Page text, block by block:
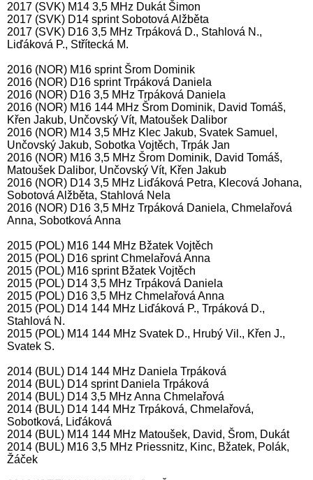
2017 (SVK) M14 3,5 MHz Dukát Šimon
2017 (SVK) D14 sprint Sobotová Alžběta
2017 (SVK) D16 3,5 MHz Trpáková D., Stahlová N.,
Liďáková P., Střítecká M.
2016 (NOR) M16 sprint Šrom Dominik
2016 (NOR) D16 sprint Trpáková Daniela
2016 (NOR) D16 3,5 MHz Trpáková Daniela
2016 (NOR) M16 144 MHz Šrom Dominik, David Tomáš,
Křen Jakub, Unčovský Vít, Matoušek Dalibor
2016 (NOR) M14 3,5 MHz Klec Jakub, Svatek Samuel,
Unčovský Jakub, Sobotka Vojtěch, Trpák Jan
2016 (NOR) M16 3,5 MHz Šrom Dominik, David Tomáš,
Matoušek Dalibor, Unčovský Vít, Křen Jakub
2016 (NOR) D14 3,5 MHz Liďáková Petra, Klecová Johana,
Sobotová Alžběta, Stahlová Nela
2016 (NOR) D16 3,5 MHz Trpáková Daniela, Chmelařová
Anna, Sobotková Anna
2015 (POL) M16 144 MHz Bžatek Vojtěch
2015 (POL) D16 sprint Chmelařová Anna
2015 (POL) M16 sprint Bžatek Vojtěch
2015 (POL) D14 3,5 MHz Trpáková Daniela
2015 (POL) D16 3,5 MHz Chmelařová Anna
2015 (POL) D14 144 MHz Liďáková P., Trpáková D.,
Stahlová N.
2015 (POL) M14 144 MHz Svatek D., Hrubý Vil., Křen J.,
Svatek S.
2014 (BUL) D14 144 MHz Daniela Trpáková
2014 (BUL) D14 sprint Daniela Trpáková
2014 (BUL) D14 3,5 MHz Anna Chmelařová
2014 (BUL) D14 144 MHz Trpáková, Chmelařová,
Sobotková, Liďáková
2014 (BUL) M14 144 MHz Matoušek, David, Šrom, Dukát
2014 (BUL) M16 3,5 MHz Priessnitz, Kinc, Bžatek, Polák,
Žáček